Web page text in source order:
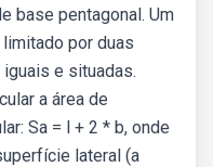
base pentagonal. Um
por duas
e situadas.
a área de
Sa = l + 2 * b, onde
lateral (a